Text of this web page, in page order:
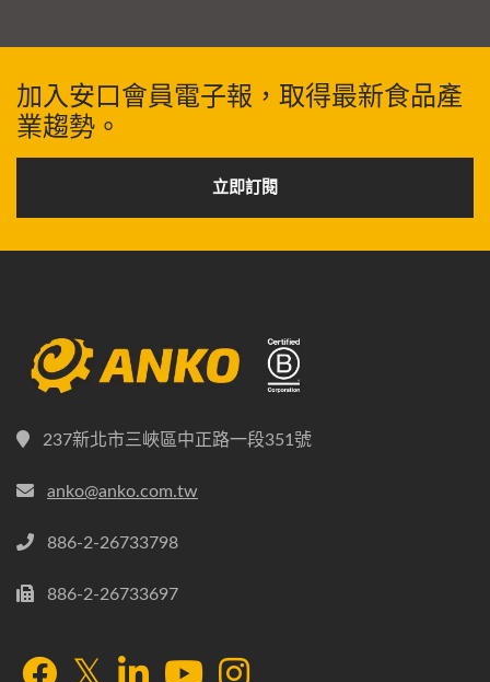
加入安口會員電子報，取得最新食品產
業趨勢。
立即訂閱
237新北市三峽區中正路一段351號
anko@anko.com.tw
886-2-26733798
886-2-26733697